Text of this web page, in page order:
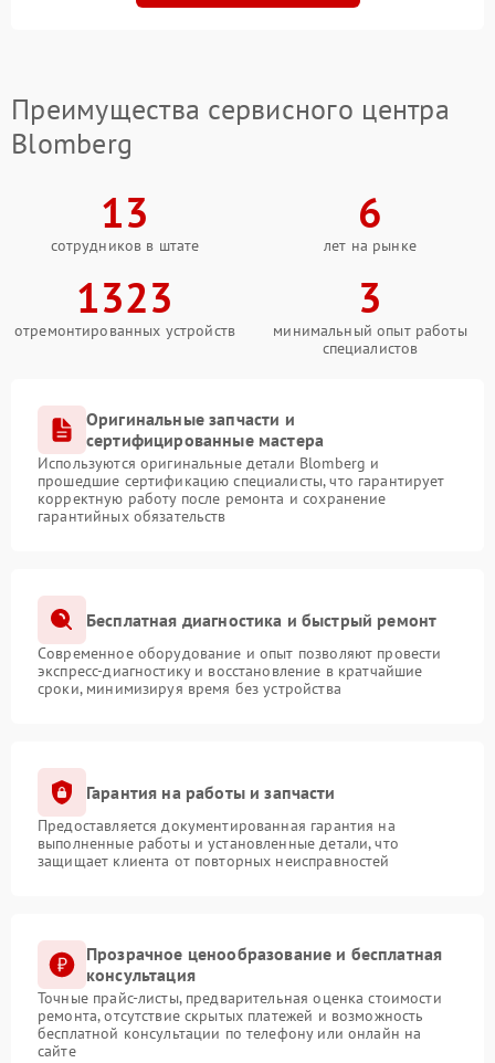
Преимущества сервисного центра
Blomberg
13
сотрудников в штате
6
лет на рынке
1323
отремонтированных устройств
3
минимальный опыт работы
специалистов
Оригинальные запчасти и
сертифицированные мастера
Используются оригинальные детали Blomberg и
прошедшие сертификацию специалисты, что гарантирует
корректную работу после ремонта и сохранение
гарантийных обязательств
Бесплатная диагностика и быстрый ремонт
Современное оборудование и опыт позволяют провести
экспресс-диагностику и восстановление в кратчайшие
сроки, минимизируя время без устройства
Гарантия на работы и запчасти
Предоставляется документированная гарантия на
выполненные работы и установленные детали, что
защищает клиента от повторных неисправностей
Прозрачное ценообразование и бесплатная
консультация
Точные прайс-листы, предварительная оценка стоимости
ремонта, отсутствие скрытых платежей и возможность
бесплатной консультации по телефону или онлайн на
сайте